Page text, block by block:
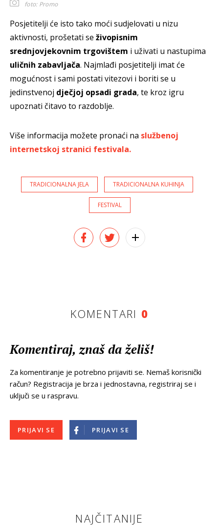
foto: Promo
Posjetitelji će isto tako moći sudjelovati u nizu
aktivnosti, prošetati se živopisnim
srednjovjekovnim trgovištem i uživati u nastupima
uličnih zabavljača. Najmlađi posjetitelji imat će
mogućnost i sami postati vitezovi i boriti se u
jedinstvenoj dječjoj opsadi grada, te kroz igru
upoznati čitavo to razdoblje.
Više informacija možete pronaći na službenoj
internetskoj stranici festivala.
TRADICIONALNA JELA TRADICIONALNA KUHINJA
FESTIVAL
KOMENTARI 0
Komentiraj, znaš da želiš!
Za komentiranje je potrebno prijaviti se. Nemaš korisnički
račun? Registracija je brza i jednostavna, registriraj se i
uključi se u raspravu.
PRIJAVI SE PRIJAVI SE
NAJČITANIJE